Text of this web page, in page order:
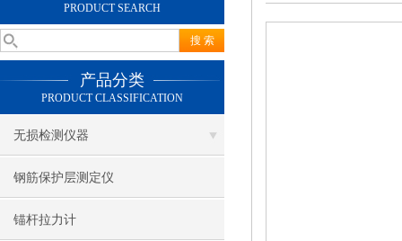
PRODUCT SEARCH
产品分类
PRODUCT CLASSIFICATION
无损检测仪器
钢筋保护层测定仪
锚杆拉力计